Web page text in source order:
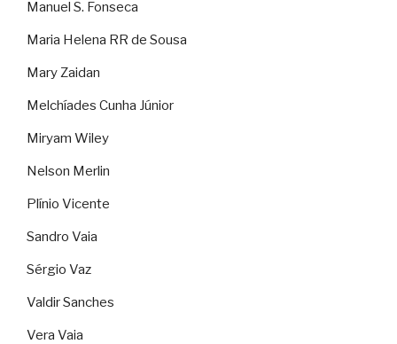
Manuel S. Fonseca
Maria Helena RR de Sousa
Mary Zaidan
Melchíades Cunha Júnior
Miryam Wiley
Nelson Merlin
Plínio Vicente
Sandro Vaia
Sérgio Vaz
Valdir Sanches
Vera Vaia